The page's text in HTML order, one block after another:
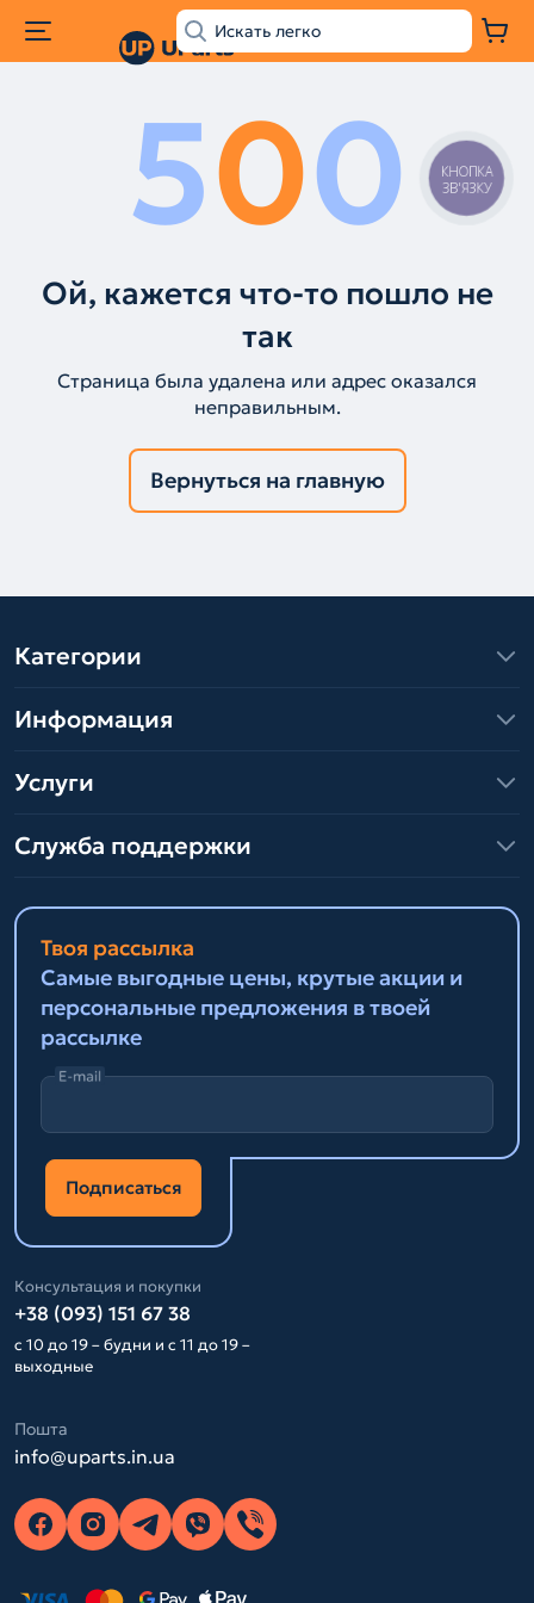
500
Ой, кажется что-то пошло не
так
Страница была удалена или адрес оказался
неправильным.
Вернуться на главную
Категории
Информация
Услуги
Служба поддержки
Твоя рассылка
Самые выгодные цены, крутые акции и
персональные предложения в твоей
рассылке
E-mail
Подписаться
Консультация и покупки
+38 (093) 151 67 38
с 10 до 19 – будни и с 11 до 19 –
выходные
Пошта
info@uparts.in.ua
КНОПКА
ЗВ'ЯЗКУ